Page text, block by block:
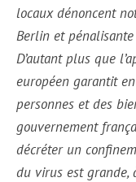
locaux dénoncent
Berlin et
D’autant plus que
européen garantit
personnes et des
gouvernement
décréter un
du virus est grande,